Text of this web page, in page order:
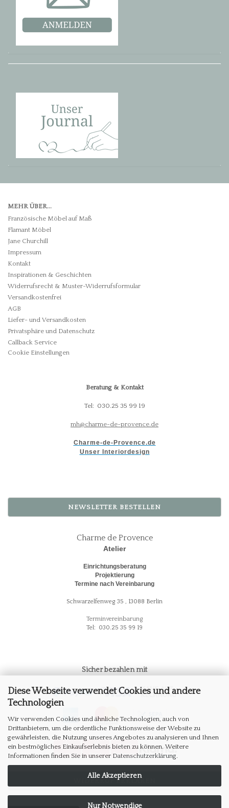
Diese Webseite verwendet Cookies und andere
Technologien
Wir verwenden Cookies und ähnliche Technologien, auch von
Drittanbietern, um die ordentliche Funktionsweise der Website zu
gewährleisten, die Nutzung unseres Angebotes zu analysieren und Ihnen
ein bestmögliches Einkaufserlebnis bieten zu können. Weitere
Informationen finden Sie in unserer Datenschutzerklärung
Alle Akzeptieren
Nur Notwendige
MEHR ÜBER...
Französische Möbel auf Maß
Flamant Möbel
Jane Churchill
Impressum
Kontakt
Inspirationen & Geschichten
Widerrufsrecht & Muster-Widerrufsformular
Versandkostenfrei
AGB
Liefer- und Versandkosten
Privatsphäre und Datenschutz
Callback Service
Cookie Einstellungen
Beratung & Kontakt
Tel: 030.25 35 99 19
mh@charme-de-provence.de
Charme-de-Provence.de
Unser Interiordesign
NEWSLETTER BESTELLEN
Charme de Provence
Atelier
Einrichtungsberatung
Projektierung
Termine nach Vereinbarung
Schwarzelfenweg 35 , 13088 Berlin
Terminvereinbarung
Tel: 030.25 35 99 19
Sicher bezahlen mit
WIDERRUF ERKLÄREN